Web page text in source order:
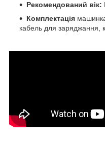
Рекомендований вік:
Комплектація
кабель для заряджання,